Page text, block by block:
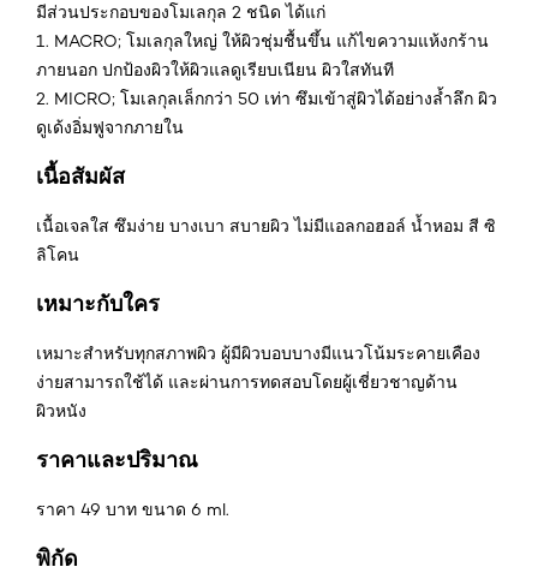
มีส่วนประกอบของโมเลกุล 2 ชนิด ได้แก่
1. MACRO; โมเลกุลใหญ่ ให้ผิวชุ่มชื้นขึ้น แก้ไขความแห้งกร้าน
ภายนอก ปกป้องผิวให้ผิวแลดูเรียบเนียน ผิวใสทันที
2. MICRO; โมเลกุลเล็กกว่า 50 เท่า ซึมเข้าสู่ผิวได้อย่างล้ำลึก ผิว
ดูเด้งอิ่มฟูจากภายใน
เนื้อสัมผัส
เนื้อเจลใส ซึมง่าย บางเบา สบายผิว ไม่มีแอลกอฮอล์ น้ำหอม สี ซิ
ลิโคน
เหมาะกับใคร
เหมาะสำหรับทุกสภาพผิว ผู้มีผิวบอบบางมีแนวโน้มระคายเคือง
ง่ายสามารถใช้ได้ และผ่านการทดสอบโดยผู้เชี่ยวชาญด้าน
ผิวหนัง
ราคาและปริมาณ
ราคา 49 บาท ขนาด 6 ml.
พิกัด